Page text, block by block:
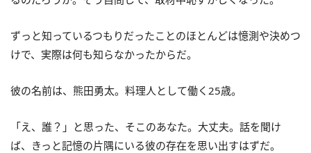
ずっと知っているつもりだったことのほとんどは憶測や決めつ
けで、実際は何も知らなかったからだ。
彼の名前は、熊田勇太。料理人として働く25歳。
「え、誰？」と思った、そこのあなた。大丈夫。話を聞け
ば、きっと記憶の片隅にいる彼の存在を思い出すはずだ。